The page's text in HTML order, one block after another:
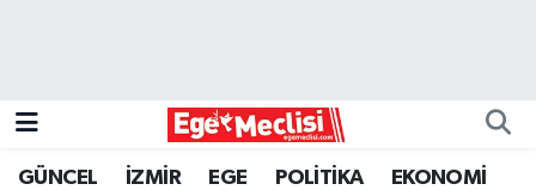
GÜNCEL İZMİR EGE POLİTİKA EKONOMİ